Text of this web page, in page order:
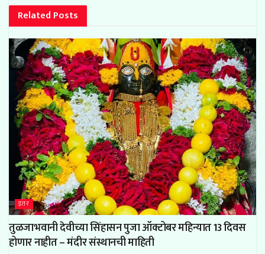
Related Posts
इतर
तुळजाभवानी देवीच्या सिंहासन पुजा ऑक्टोबर महिन्यात 13 दिवस
होणार नाहीत – मंदीर संस्थानची माहिती